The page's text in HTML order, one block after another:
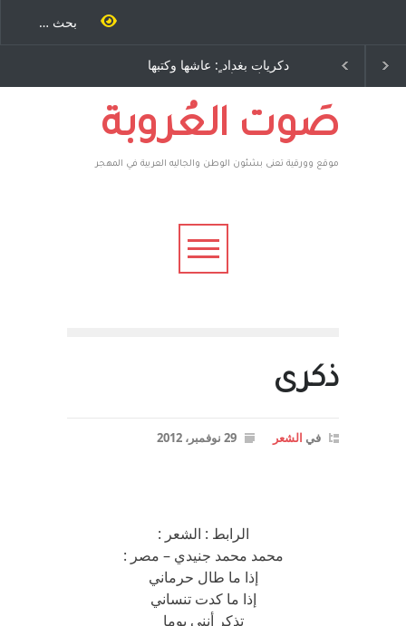
دكريات بغداد ٍ: عاشها وكتبها
:وليد رباح – نيوجرسي –
الولايات المتحدة الامريكية
طاحنة كتب
يوسف يقهر
، فأعطوه
وهم صاغرون،صَوت العُروبة
موقع وورقية تعنى بشئون الوطن والجاليه العربية في المهجر
ذكرى
في الشعر 29 نوفمبر، 2012
الرابط : الشعر :
محمد محمد جنيدي – مصر :
إذا ما طال حرماني
إذا ما كدت تنساني
تذكر أنني يوما